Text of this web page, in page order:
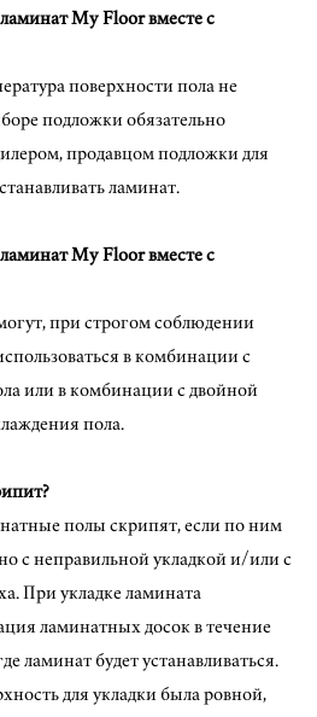
My Floor вместе с
поверхности пола не
подложки обязательно
продавцом подложки для
ламинат.
My Floor вместе с
при строгом соблюдении
в комбинации с
или в комбинации с двойной
пола.
полы скрипят, если по ним
с неправильной укладкой и/или с
При укладке ламината
ламинатных досок в течение
ламинат будет устанавливаться.
для укладки была ровной,